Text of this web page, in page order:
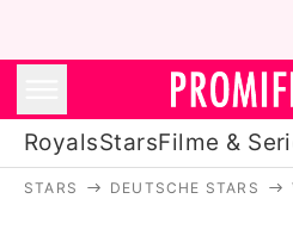
RoyalsStarsFilme &
STARS DEUTSCHE STARS